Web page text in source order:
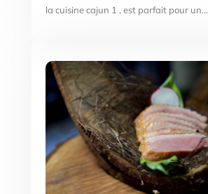
la cuisine cajun 1 , est parfait pour un...